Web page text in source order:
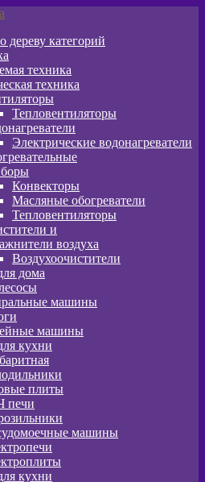
дереву категорий
техника
техника
Тепловентиляторы
Электрические водонагреватели
Конвекторы
Масляные обогреватели
Тепловентиляторы
и
воздуха
Воздухоочистители
дома
машины
машины
кухни
плиты
печи
машины
кухни